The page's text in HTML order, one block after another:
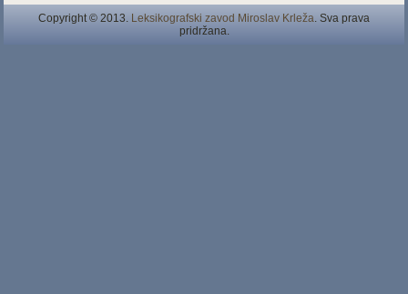
Copyright © 2013. Leksikografski zavod Miroslav Krleža. Sva prava
pridržana.